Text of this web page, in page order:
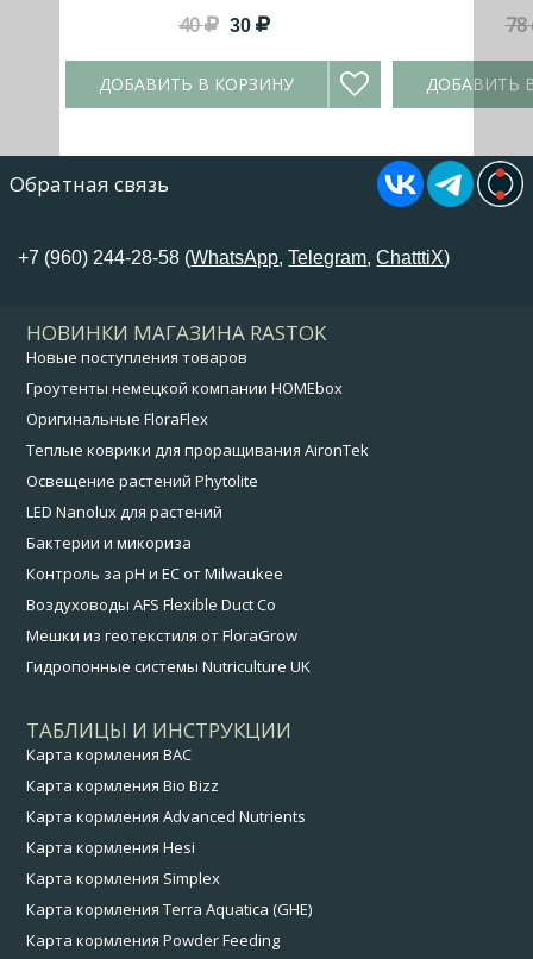
40 30
ДОБАВИТЬ В КОРЗИНУ
78
ДОБАВИТЬ
Обратная связь
+7 (960) 244-28-58 (WhatsApp,Telegram,ChatttiX)
НОВИНКИ МАГАЗИНА RASTOK
Новые поступления товаров
Гроутенты немецкой компании HOMEbox
Оригинальные FloraFlex
Теплые коврики для проращивания AironTek
Освещение растений Phytolite
LED Nanolux для растений
Бактерии и микориза
Контроль за pH и EC от Milwaukee
Воздуховоды AFS Flexible Duct Co
Мешки из геотекстиля от FloraGrow
Гидропонные системы Nutriculture UK
ТАБЛИЦЫ И ИНСТРУКЦИИ
Карта кормления BAC
Карта кормления Bio Bizz
Карта кормления Advanced Nutrients
Карта кормления Hesi
Карта кормления Simplex
Карта кормления Terra Aquatica (GHE)
Карта кормления Powder Feeding